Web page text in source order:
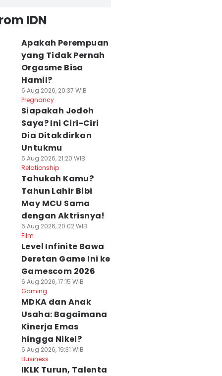
IDN
Apakah Perempuan
yang Tidak Pernah
Orgasme Bisa
Hamil?
6 Aug 2026, 20:37 WIB
Pregnancy
Siapakah Jodoh
Saya? Ini Ciri-Ciri
Dia Ditakdirkan
Untukmu
6 Aug 2026, 21:20 WIB
Relationship
Tahukah Kamu?
Tahun Lahir Bibi
May MCU Sama
dengan Aktrisnya!
6 Aug 2026, 20:02 WIB
Film
Level Infinite Bawa
Deretan Game Ini ke
Gamescom 2026
6 Aug 2026, 17:15 WIB
Gaming
MDKA dan Anak
Usaha: Bagaimana
Kinerja Emas
hingga Nikel?
6 Aug 2026, 19:31 WIB
Business
IKLK Turun, Talenta